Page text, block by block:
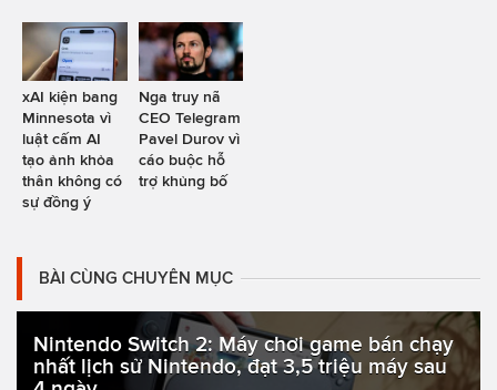
xAI kiện bang
Minnesota vì
luật cấm AI
tạo ảnh khỏa
thân không có
sự đồng ý
Nga truy nã
CEO Telegram
Pavel Durov vì
cáo buộc hỗ
trợ khủng bố
BÀI CÙNG CHUYÊN MỤC
Nintendo Switch 2: Máy chơi game bán chạy
nhất lịch sử Nintendo, đạt 3,5 triệu máy sau